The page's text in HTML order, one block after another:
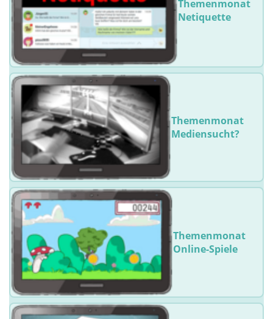
Themenmonat
Netiquette
Themenmonat
Mediensucht?
Themenmonat
Online-Spiele